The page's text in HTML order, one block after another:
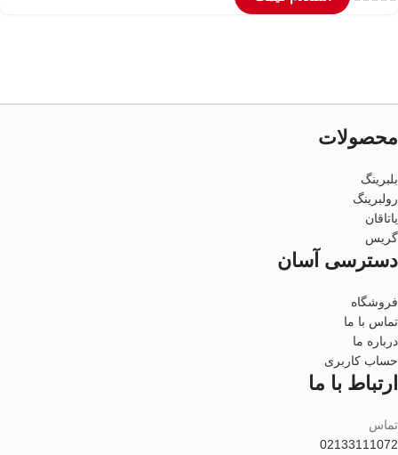
محصولات
بلبرینگ
رولبرینگ
یاتاقان
گریس
دسترسی آسان
فروشگاه
تماس با ما
درباره ما
حساب کاربری
ارتباط با ما
تماس
02133111072